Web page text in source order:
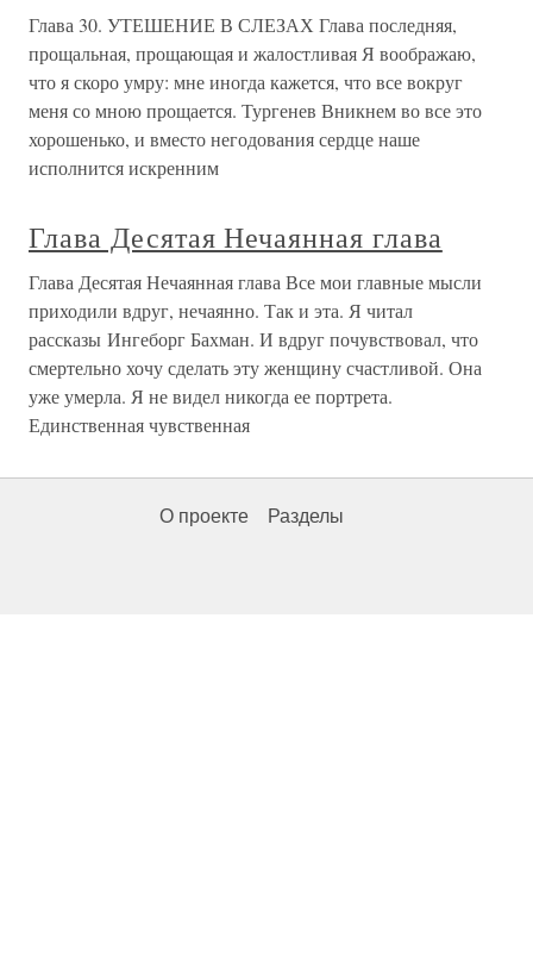
Глава 30. УТЕШЕНИЕ В СЛЕЗАХ Глава последняя,
прощальная, прощающая и жалостливая Я воображаю,
что я скоро умру: мне иногда кажется, что все вокруг
меня со мною прощается. Тургенев Вникнем во все это
хорошенько, и вместо негодования сердце наше
исполнится искренним
Глава Десятая Нечаянная глава
Глава Десятая Нечаянная глава Все мои главные мысли
приходили вдруг, нечаянно. Так и эта. Я читал
рассказы Ингеборг Бахман. И вдруг почувствовал, что
смертельно хочу сделать эту женщину счастливой. Она
уже умерла. Я не видел никогда ее портрета.
Единственная чувственная
О проекте Разделы